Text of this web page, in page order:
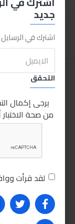
جديد
اشترك في
التحقق
يرجى إكمال
من صحة الاختبار
لقد قرأت
الكلمات الدليليلة :
سونكس
Sonax
Stain